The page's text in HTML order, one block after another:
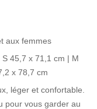
aux femmes
45,7 x 71,1 cm | M
x 78,7 cm
léger et confortable.
pour vous garder au